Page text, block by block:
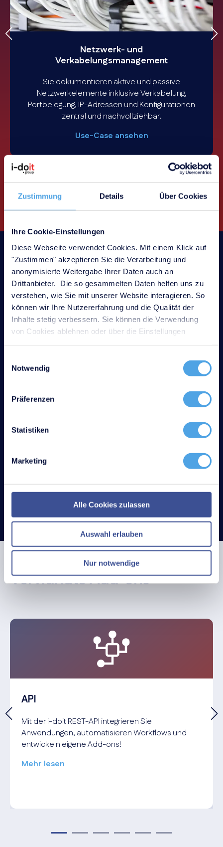
Zustimmung Details Über Cookies
Ihre Cookie-Einstellungen
Diese Webseite verwendet Cookies. Mit einem Klick auf
"Zustimmen" akzeptieren Sie die Verarbeitung und
anonymisierte Weitergabe Ihrer Daten auch an
Drittanbieter. Die so gesammelten Daten helfen uns zu
verstehen, wie Sie mit unserer Website interagieren. So
können wir Ihre Nutzererfahrung und die Qualität der
Inhalte stetig verbessern. Sie können die Verwendung
von Cookies ablehnen oder über die Einstellungen
Notwendig
Präferenzen
Statistiken
Marketing
Alle Cookies zulassen
Auswahl erlauben
Nur notwendige
Netzwerk- und
Verkabelungsmanagement
Sie dokumentieren aktive und passive
Netzwerkelemente inklusive Verkabelung,
Portbelegung, IP-Adressen und Konfigurationen
zentral und nachvollziehbar.
Use-Case ansehen
Jetzt 30 Tage kostenlos testen
2000+ Kunden
EU-DSGVO Konform
Verwandte Add-ons
API
Mit der i-doit REST-API integrieren Sie
Anwendungen, automatisieren Workflows und
entwickeln eigene Add-ons!
Mehr lesen